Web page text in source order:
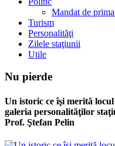
Mandat de
Turism
Personalităţi
Zilele staţiunii
Utile
Nu pierde
Un istoric ce îşi merită
galeria personalităţilor
Prof. Ştefan Pelin